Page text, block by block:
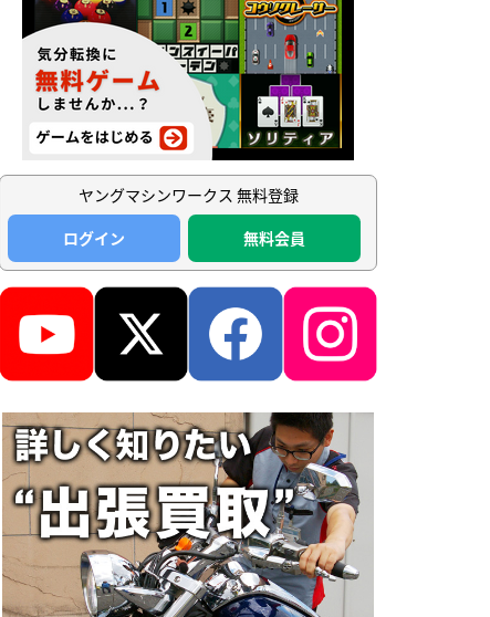
ヤングマシンワークス 無料登録
ログイン
無料会員